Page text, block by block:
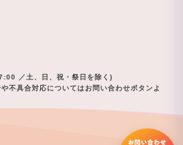
／土、日、祝・祭日を除く)
不具合対応についてはお問い合わせボタンよ